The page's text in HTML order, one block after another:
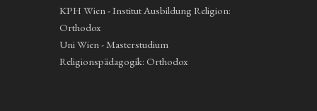
KPH Wien - Institut Ausbildung Religion:
Orthodox
Uni Wien - Masterstudium
Religionspädagogik: Orthodox